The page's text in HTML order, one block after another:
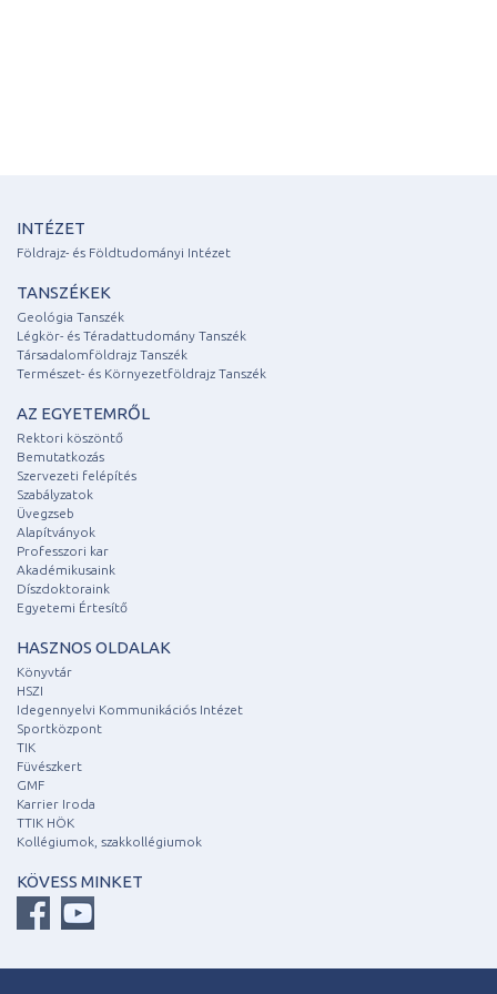
INTÉZET
Földrajz- és Földtudományi Intézet
TANSZÉKEK
Geológia Tanszék
Légkör- és Téradattudomány Tanszék
Társadalomföldrajz Tanszék
Természet- és Környezetföldrajz Tanszék
AZ EGYETEMRŐL
Rektori köszöntő
Bemutatkozás
Szervezeti felépítés
Szabályzatok
Üvegzseb
Alapítványok
Professzori kar
Akadémikusaink
Díszdoktoraink
Egyetemi Értesítő
HASZNOS OLDALAK
Könyvtár
HSZI
Idegennyelvi Kommunikációs Intézet
Sportközpont
TIK
Füvészkert
GMF
Karrier Iroda
TTIK HÖK
Kollégiumok, szakkollégiumok
KÖVESS MINKET